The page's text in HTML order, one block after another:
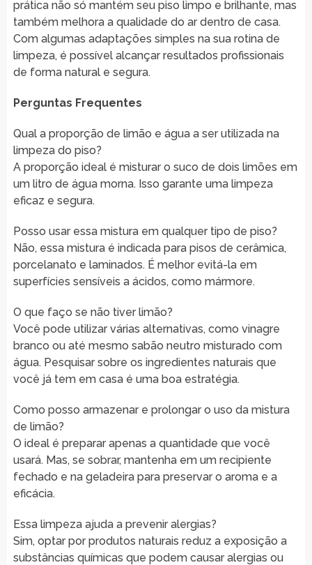
prática não só mantém seu piso limpo e brilhante, mas
também melhora a qualidade do ar dentro de casa.
Com algumas adaptações simples na sua rotina de
limpeza, é possível alcançar resultados profissionais
de forma natural e segura.
Perguntas Frequentes
Qual a proporção de limão e água a ser utilizada na
limpeza do piso?
A proporção ideal é misturar o suco de dois limões em
um litro de água morna. Isso garante uma limpeza
eficaz e segura.
Posso usar essa mistura em qualquer tipo de piso?
Não, essa mistura é indicada para pisos de cerâmica,
porcelanato e laminados. É melhor evitá-la em
superfícies sensíveis a ácidos, como mármore.
O que faço se não tiver limão?
Você pode utilizar várias alternativas, como vinagre
branco ou até mesmo sabão neutro misturado com
água. Pesquisar sobre os ingredientes naturais que
você já tem em casa é uma boa estratégia.
Como posso armazenar e prolongar o uso da mistura
de limão?
O ideal é preparar apenas a quantidade que você
usará. Mas, se sobrar, mantenha em um recipiente
fechado e na geladeira para preservar o aroma e a
eficácia.
Essa limpeza ajuda a prevenir alergias?
Sim, optar por produtos naturais reduz a exposição a
substâncias químicas que podem causar alergias ou